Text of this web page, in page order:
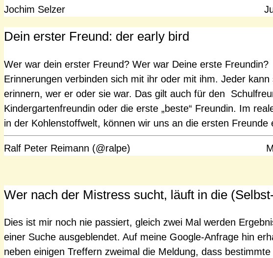
Jochim Selzer
Dein erster Freund: der early bird
Wer war dein erster Freund? Wer war Deine erste Freundin?
Erinnerungen verbinden sich mit ihr oder mit ihm. Jeder kann
erinnern, wer er oder sie war. Das gilt auch für den
Kindergartenfreundin oder die erste „beste“ Freundin. Im
in der Kohlenstoffwelt, können wir uns an die ersten
Ralf Peter Reimann (@ralpe)
Wer nach der Mistress sucht, läuft in die
Dies ist mir noch nie passiert, gleich zwei Mal werden
einer Suche ausgeblendet. Auf meine Google-Anfrage hin
neben einigen Treffern zweimal die Meldung, dass